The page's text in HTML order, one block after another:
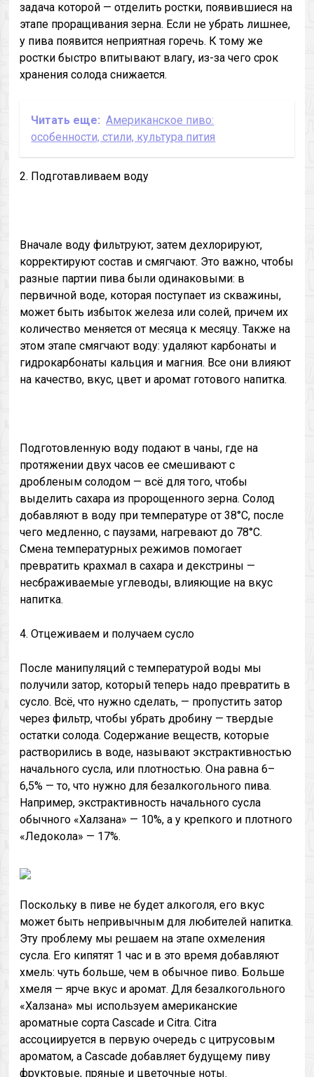
задача которой — отделить ростки, появившиеся на
этапе проращивания зерна. Если не убрать лишнее,
у пива появится неприятная горечь. К тому же
ростки быстро впитывают влагу, из-за чего срок
хранения солода снижается.
Читать еще: Американское пиво:
особенности, стили, культура пития
2. Подготавливаем воду
Вначале воду фильтруют, затем дехлорируют,
корректируют состав и смягчают. Это важно, чтобы
разные партии пива были одинаковыми: в
первичной воде, которая поступает из скважины,
может быть избыток железа или солей, причем их
количество меняется от месяца к месяцу. Также на
этом этапе смягчают воду: удаляют карбонаты и
гидрокарбонаты кальция и магния. Все они влияют
на качество, вкус, цвет и аромат готового напитка.
Подготовленную воду подают в чаны, где на
протяжении двух часов ее смешивают с
дробленым солодом — всё для того, чтобы
выделить сахара из пророщенного зерна. Солод
добавляют в воду при температуре от 38°C, после
чего медленно, с паузами, нагревают до 78°C.
Смена температурных режимов помогает
превратить крахмал в сахара и декстрины —
несбраживаемые углеводы, влияющие на вкус
напитка.
4. Отцеживаем и получаем сусло
После манипуляций с температурой воды мы
получили затор, который теперь надо превратить в
сусло. Всё, что нужно сделать, — пропустить затор
через фильтр, чтобы убрать дробину — твердые
остатки солода. Содержание веществ, которые
растворились в воде, называют экстрактивностью
начального сусла, или плотностью. Она равна 6–
6,5% — то, что нужно для безалкогольного пива.
Например, экстрактивность начального сусла
обычного «Халзана» — 10%, а у крепкого и плотного
«Ледокола» — 17%.
Поскольку в пиве не будет алкоголя, его вкус
может быть непривычным для любителей напитка.
Эту проблему мы решаем на этапе охмеления
сусла. Его кипятят 1 час и в это время добавляют
хмель: чуть больше, чем в обычное пиво. Больше
хмеля — ярче вкус и аромат. Для безалкогольного
«Халзана» мы используем американские
ароматные сорта Cascade и Citra. Citra
ассоциируется в первую очередь с цитрусовым
ароматом, а Cascade добавляет будущему пиву
фруктовые, пряные и цветочные ноты.